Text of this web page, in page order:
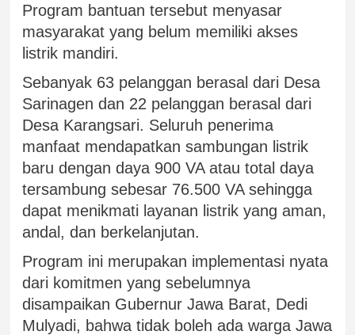
Program bantuan tersebut menyasar
masyarakat yang belum memiliki akses
listrik mandiri.
Sebanyak 63 pelanggan berasal dari Desa
Sarinagen dan 22 pelanggan berasal dari
Desa Karangsari. Seluruh penerima
manfaat mendapatkan sambungan listrik
baru dengan daya 900 VA atau total daya
tersambung sebesar 76.500 VA sehingga
dapat menikmati layanan listrik yang aman,
andal, dan berkelanjutan.
Program ini merupakan implementasi nyata
dari komitmen yang sebelumnya
disampaikan Gubernur Jawa Barat, Dedi
Mulyadi, bahwa tidak boleh ada warga Jawa